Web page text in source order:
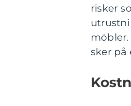
risker
sker på